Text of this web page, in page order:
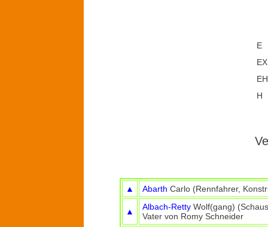
E
EX
EH
H
▲ Abarth Carlo (Rennfahrer,
▲ Albach-RettyWolf(gang)
Vater von Romy Schneider